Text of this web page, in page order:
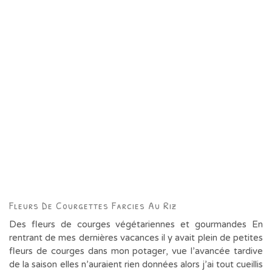
Fleurs De Courgettes Farcies Au Riz
Des fleurs de courges végétariennes et gourmandes En
rentrant de mes dernières vacances il y avait plein de petites
fleurs de courges dans mon potager, vue l’avancée tardive
de la saison elles n’auraient rien données alors j’ai tout cueillis